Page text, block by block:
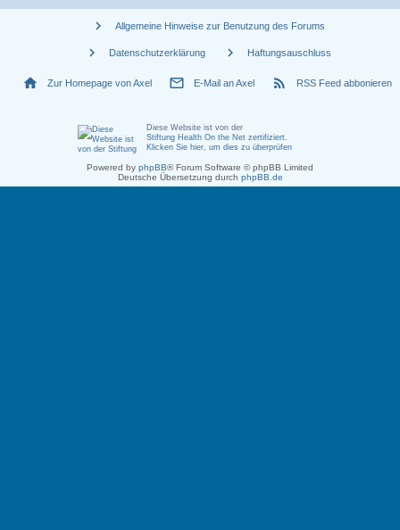
chevron_right Allgemeine Hinweise zur Benutzung des Forums
chevron_right Datenschutzerklärung chevron_right Haftungsauschluss
home Zur Homepage von Axel mail_outline E-Mail an Axel rss_feed RSS Feed abbonieren
Diese Website ist von der
Stiftung Health On the Net zertifiziert
Klicken Sie hier, um dies zu überprüfen
Powered by phpBB® Forum Software © phpBB Limited
Deutsche Übersetzung durch phpBB.de